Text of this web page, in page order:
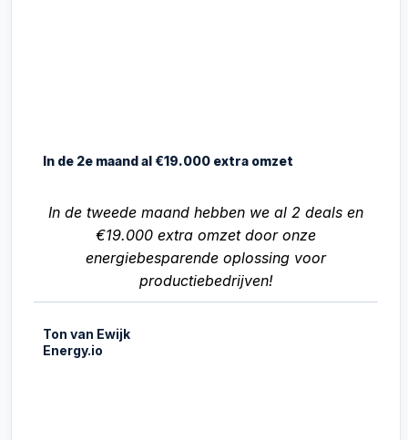
In de 2e maand al €19.000 extra omzet
In de tweede maand hebben we al 2 deals en
€19.000 extra omzet door onze
energiebesparende oplossing voor
productiebedrijven!
Ton van Ewijk
Energy.io